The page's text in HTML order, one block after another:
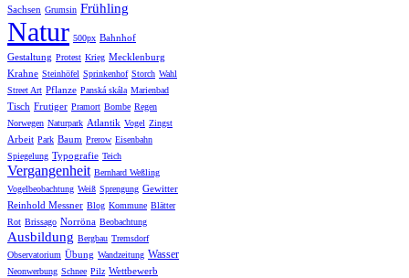
Sachsen Grumsin Frühling
Natur 500px Bahnhof
Gestaltung Protest Krieg Mecklenburg
Krahne Steinhöfel Sprinkenhof Storch Wahl
Street Art Pflanze Panská skála Marienbad
Tisch Frutiger Pramort Bombe Regen
Norwegen Naturpark Atlantik Vogel Zingst
Arbeit Park Baum Prerow Eisenbahn
Spiegelung Typografie Teich
Vergangenheit Bernhard Weßling
Vogelbeobachtung Weiß Sprengung Gewitter
Reinhold Messner Blog Kommune Blätter
Rot Brissago Norröna Beobachtung
Ausbildung Bergbau Tremsdorf
Observatorium Übung Wandzeitung Wasser
Neonwerbung Schnee Pilz Wettbewerb